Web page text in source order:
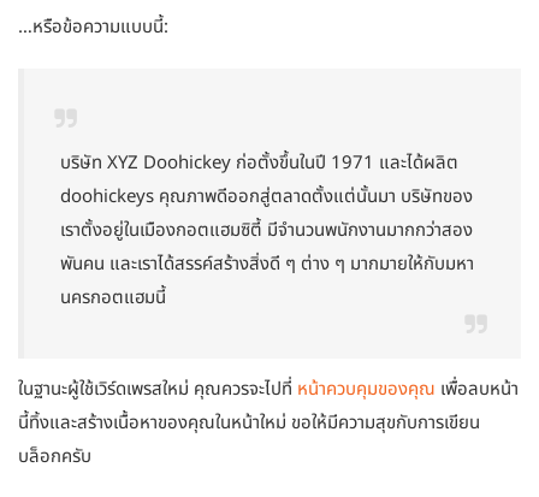
…หรือข้อความแบบนี้:
บริษัท XYZ Doohickey ก่อตั้งขึ้นในปี 1971 และได้ผลิต
doohickeys คุณภาพดีออกสู่ตลาดตั้งแต่นั้นมา บริษัทของ
เราตั้งอยู่ในเมืองกอตแฮมซิตี้ มีจำนวนพนักงานมากกว่าสอง
พันคน และเราได้สรรค์สร้างสิ่งดี ๆ ต่าง ๆ มากมายให้กับมหา
นครกอตแฮมนี้
ในฐานะผู้ใช้เวิร์ดเพรสใหม่ คุณควรจะไปที่ หน้าควบคุมของคุณ เพื่อลบหน้า
นี้ทิ้งและสร้างเนื้อหาของคุณในหน้าใหม่ ขอให้มีความสุขกับการเขียน
บล็อกครับ